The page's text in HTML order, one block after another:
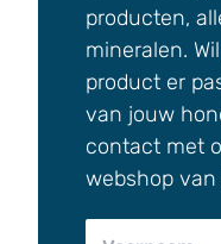
producten,
mineralen.
product er
van jouw
contact met
webshop van